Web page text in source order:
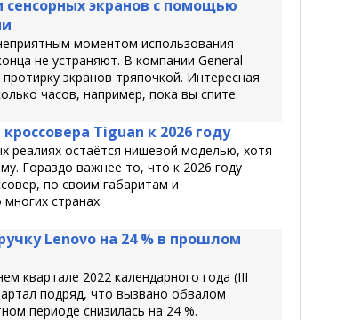
сенсорных экранов с помощью
моментом использования
не устраняют. В компании General
экранов тряпочкой. Интересная
часов, например, пока вы спите.
Tiguan к 2026 году
реалиях остаётся нишевой моделью, хотя
Гораздо важнее то, что к 2026 году
по своим габаритам и
странах.
Lenovo на 24 % в прошлом
квартале 2022 календарного года (III
подряд, что вызвано обвалом
периоде снизилась на 24 %.